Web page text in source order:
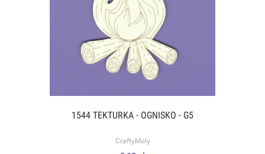
1544 TEKTURKA - OGNISKO - G5
CraftyMoly